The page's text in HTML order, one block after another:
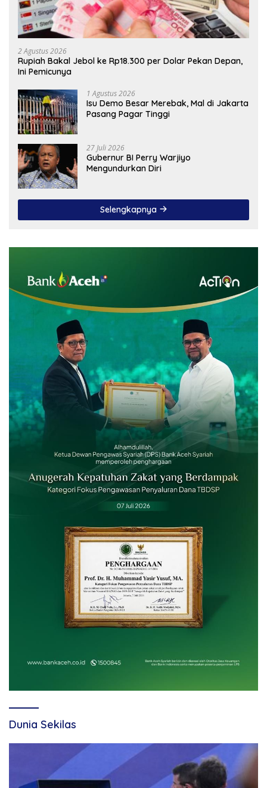
2 Agustus 2026
Rupiah Bakal Jebol ke Rp18.300 per Dolar Pekan Depan,
Ini Pemicunya
1 Agustus 2026
Isu Demo Besar Merebak, Mal di Jakarta
Pasang Pagar Tinggi
27 Juli 2026
Gubernur BI Perry Warjiyo
Mengundurkan Diri
Selengkapnya
Dunia Sekilas